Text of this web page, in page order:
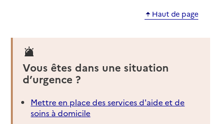
Haut de page
Vous êtes dans une situation
d’urgence ?
Mettre en place des services d'aide et de
soins à domicile